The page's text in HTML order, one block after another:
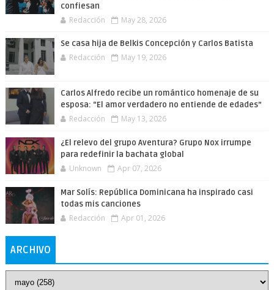
confiesan
Redacción May 28, 2026
Se casa hija de Belkis Concepción y Carlos Batista
Redacción May 19, 2026
Carlos Alfredo recibe un romántico homenaje de su
esposa: “El amor verdadero no entiende de edades”
Redacción May 13, 2026
¿El relevo del grupo Aventura? Grupo Nox irrumpe
para redefinir la bachata global
Unknown Apr 07, 2026
Mar Solís: República Dominicana ha inspirado casi
todas mis canciones
Redacción Apr 01, 2026
ARCHIVO